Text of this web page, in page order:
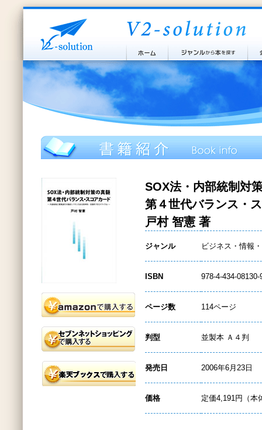
SOX法・内部統制対
第４世代バランス・
戸村 智憲 著
ジャンル ビジネス・情報
ISBN 978-4-434-08130-
ページ数 114ページ
判型 並製本 Ａ４判
発売日 2006年6月23日
価格 定価4,191円（本